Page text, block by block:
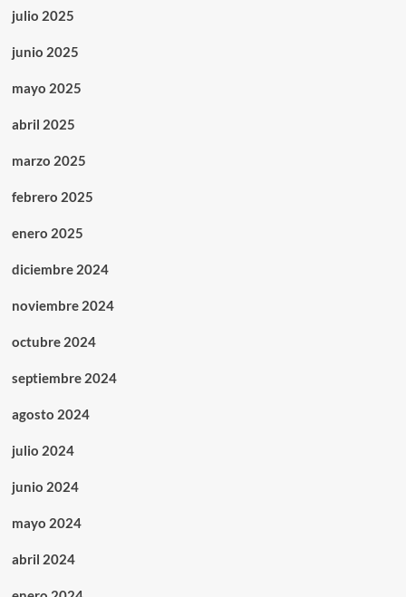
julio 2025
junio 2025
mayo 2025
abril 2025
marzo 2025
febrero 2025
enero 2025
diciembre 2024
noviembre 2024
octubre 2024
septiembre 2024
agosto 2024
julio 2024
junio 2024
mayo 2024
abril 2024